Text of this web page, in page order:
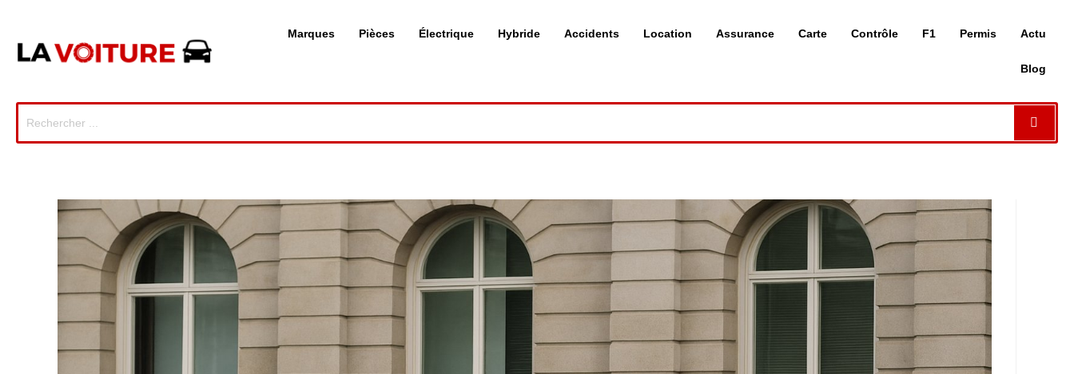
Marques Pièces Électrique Hybride Accidents Location Assurance Carte Contrôle F1 Permis Actu
Blog